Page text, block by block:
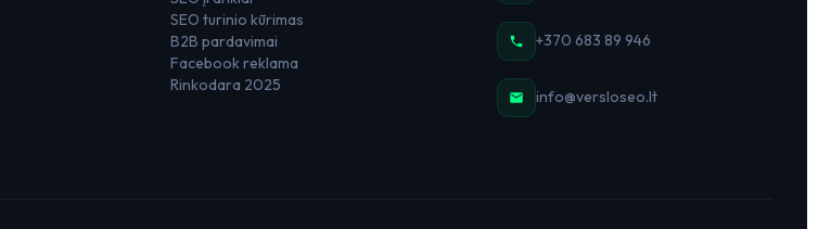
SEO turinio kūrimas
B2B pardavimai
Facebook reklama
Rinkodara 2025
+370 683 89 946
info@versloseo.lt